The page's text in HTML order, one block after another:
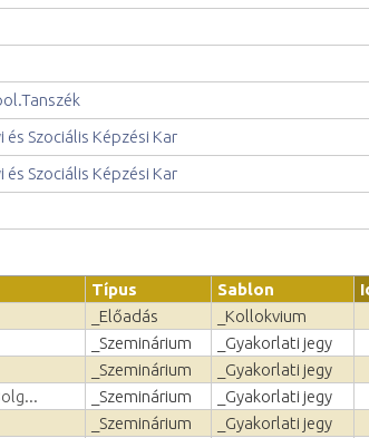
és Szociális Képzési Kar
és Szociális Képzési Kar
Típus Sablon
_Előadás
_Kollokvium
_Szeminárium
_Gyakorlati jegy
_Szeminárium
_Gyakorlati jegy
_Szeminárium
_Gyakorlati jegy
_Szeminárium
_Gyakorlati jegy